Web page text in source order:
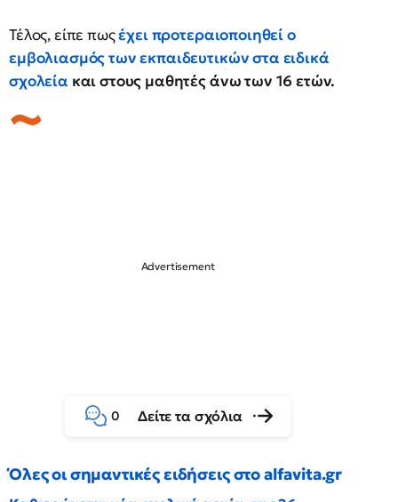
Τέλος, είπε πωςέχει προτεραιοποιηθεί ο
εμβολιασμός των εκπαιδευτικών στα ειδικά
σχολεία και στους μαθητές άνω των 16 ετών.
0 Δείτε τα σχόλια
Όλες οι σημαντικές ειδήσεις στο alfavita.gr